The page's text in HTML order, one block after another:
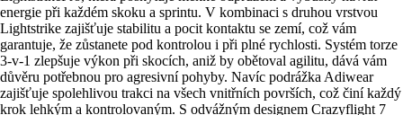
energie při každém skoku a sprintu. V kombinaci s druhou vrstvou
Lightstrike zajišťuje stabilitu a pocit kontaktu se zemí, což vám
garantuje, že zůstanete pod kontrolou i při plné rychlosti. Systém torze
3-v-1 zlepšuje výkon při skocích, aniž by obětoval agilitu, dává vám
důvěru potřebnou pro agresivní pohyby. Navíc podrážka Adiwear
zajišťuje spolehlivou trakci na všech vnitřních površích, což činí každý
krok lehkým a kontrolovaným. S odvážným designem Crazyflight 7